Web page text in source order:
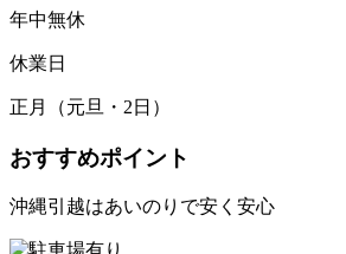
年中無休
休業日
正月（元旦・2日）
おすすめポイント
沖縄引越はあいのりで安く安心